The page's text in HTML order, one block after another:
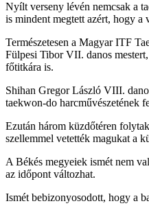
Nyílt verseny lévén nemcsak a
is mindent megtett azért, hogy a
Természetesen a Magyar ITF
Fülpesi Tibor VII. danos
főtitkára is.
Shihan Gregor László VIII.
taekwon-do harcművészetének
Ezután három küzdőtéren
szellemmel vetették magukat a
A Békés megyeiek ismét nem
az időpont változhat.
Ismét bebizonyosodott, hogy a